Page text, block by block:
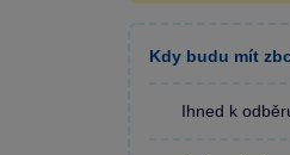
Kdy budu mít
Ihned k